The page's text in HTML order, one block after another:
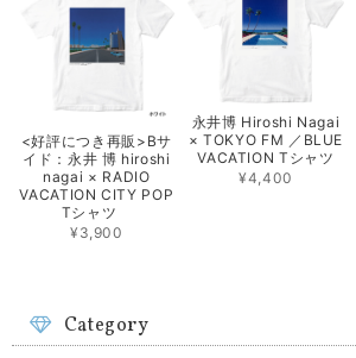
<好評につき再販>Bサ
イド：永井 博 hiroshi
nagai × RADIO
VACATION CITY POP
Tシャツ
¥3,900
永井博 Hiroshi Nagai
× TOKYO FM ／BLUE
VACATION Tシャツ
¥4,400
Category